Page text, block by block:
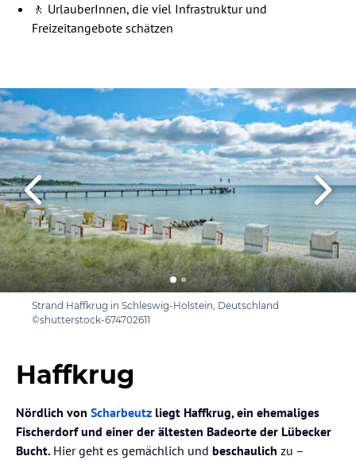
🚶 UrlauberInnen, die viel Infrastruktur und
Freizeitangebote schätzen
Strand Haffkrug in Schleswig-Holstein, Deutschland
©shutterstock-674702611
Haffkrug
Nördlich von Scharbeutz liegt Haffkrug, ein ehemaliges
Fischerdorf und einer der ältesten Badeorte der Lübecker
Bucht. Hier geht es gemächlich und beschaulich zu –